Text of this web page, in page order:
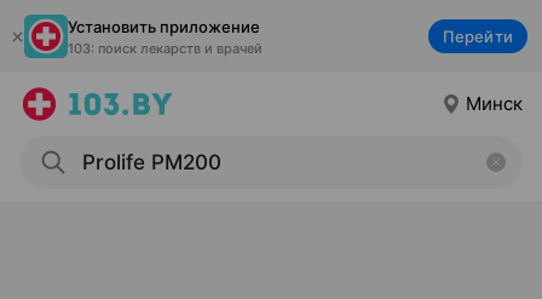
Установить приложение
103: поиск лекарств и врачей
Перейти
Минск